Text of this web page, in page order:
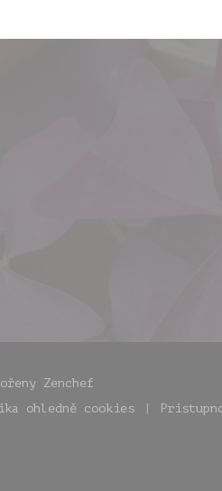
Zenchef
ohledně cookies
((otevře se v novém